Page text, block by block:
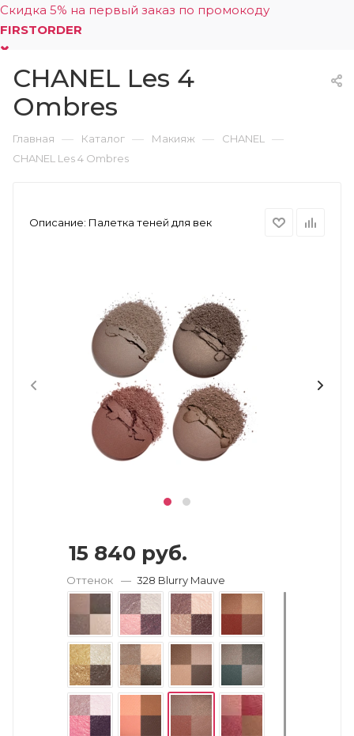
Скидка 5% на первый заказ по промокоду
FIRSTORDER
0
CHANEL Les 4
Ombres
Главная — Каталог — Макияж — CHANEL —
CHANEL Les 4 Ombres
Описание: Палетка теней для век
15 840 руб.
Оттенок — 328 Blurry Mauve